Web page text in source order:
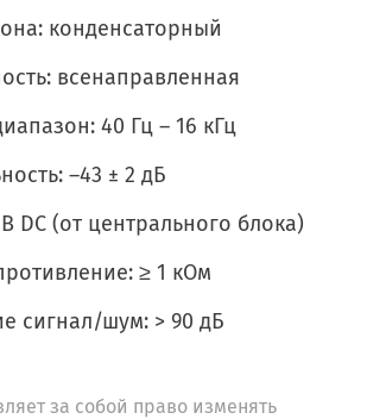
конденсаторный
всенаправленная
40 Гц – 16 кГц
–43 ± 2 дБ
DC (от центрального блока)
≥ 1 кОм
сигнал/шум: > 90 дБ
за собой право изменять